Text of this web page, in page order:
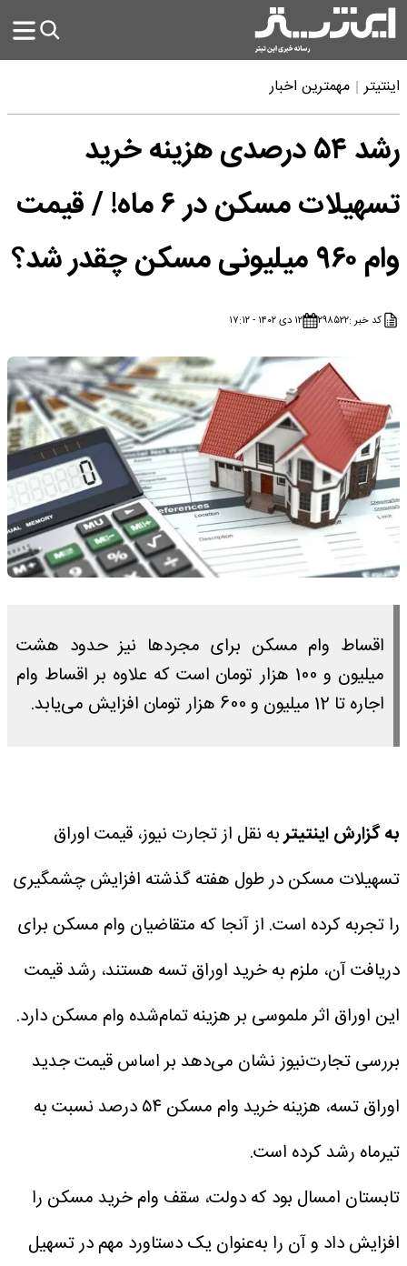
اینتیتر مهمترین اخبار
رشد ۵۴ درصدی هزینه خرید
تسهیلات مسکن در ۶ ماه! / قیمت
وام ۹۶۰ میلیونی مسکن چقدر شد؟
کد خبر :۲۹۸۵۲۲ ۱۲ دی ۱۴۰۲ - ۱۷:۱۲
اقساط وام مسکن برای مجردها نیز حدود هشت
میلیون و 100 هزار تومان است که علاوه بر اقساط وام
اجاره تا 12 میلیون و 600 هزار تومان افزایش می‌یابد.
به گزارش اینتیتربه نقل از تجارت نیوز، قیمت اوراق
تسهیلات مسکن در طول هفته گذشته افزایش چشمگیری
را تجربه کرده است. از آنجا که متقاضیان وام مسکن برای
دریافت آن، ملزم به خرید اوراق تسه هستند، رشد قیمت
این اوراق اثر ملموسی بر هزینه تمام‌شده وام مسکن دارد.
بررسی تجارت‌نیوز نشان می‌دهد بر اساس قیمت جدید
اوراق تسه، هزینه خرید وام مسکن ۵۴ درصد نسبت به
تیرماه رشد کرده است.
تابستان امسال بود که دولت، سقف وام خرید مسکن را
افزایش داد و آن را به‌عنوان یک دستاورد مهم در تسهیل